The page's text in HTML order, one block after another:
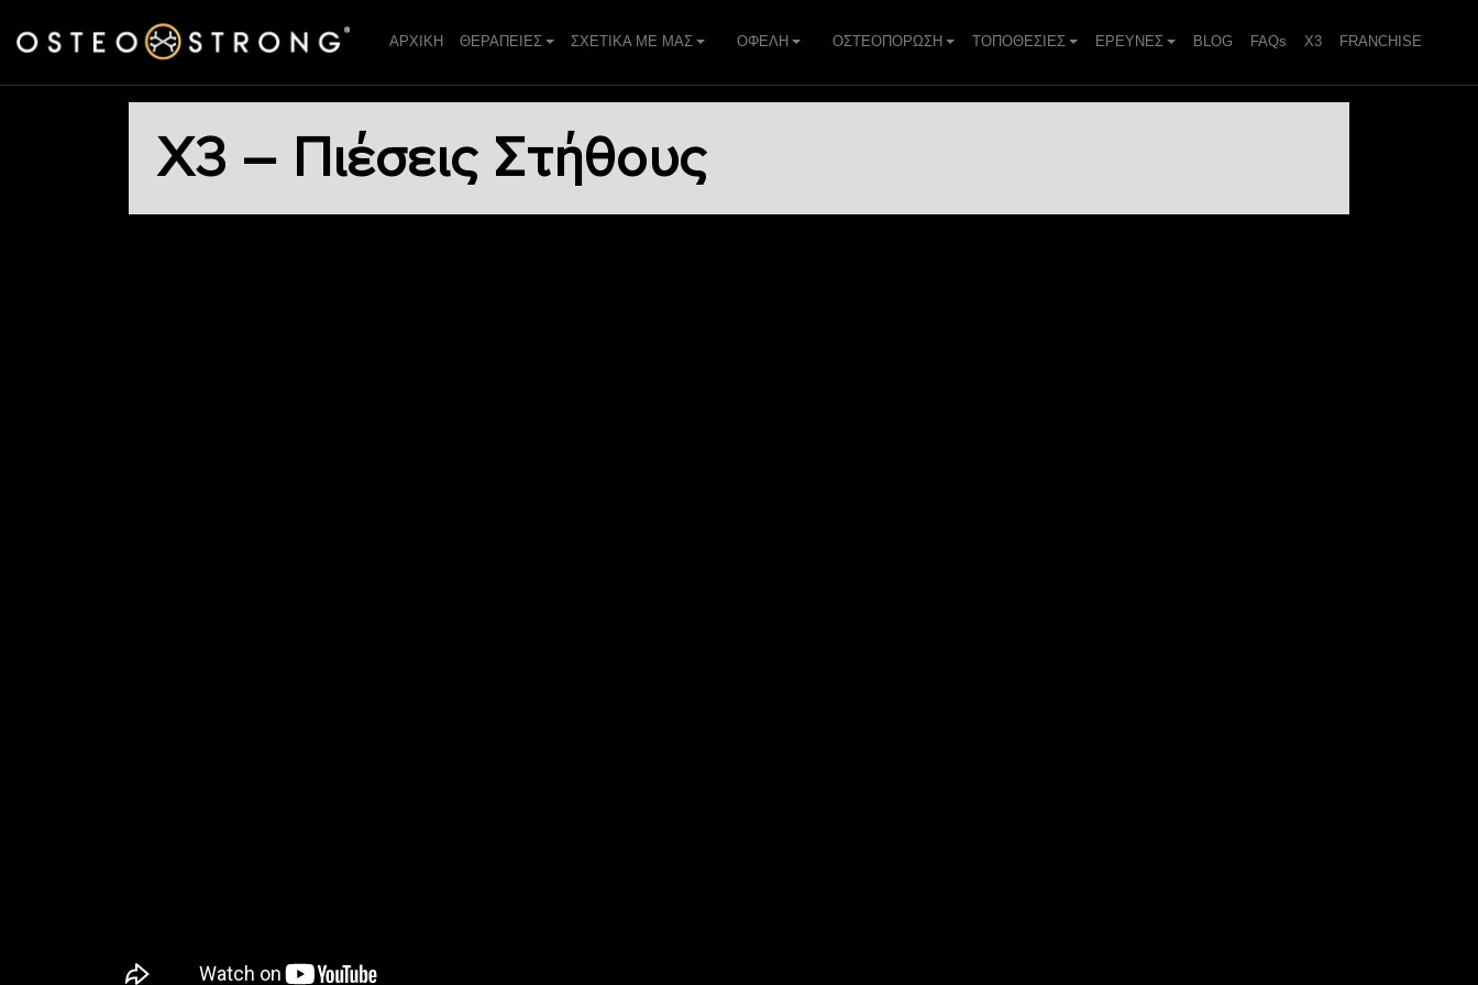
ΑΡΧΙΚΗ ΘΕΡΑΠΕIΕΣ ΣΧΕΤΙΚΑ ΜΕ ΜΑΣ ΟΦΕΛΗ ΟΣΤΕΟΠΟΡΩΣΗ ΤΟΠΟΘΕΣΙΕΣ ΕΡΕΥΝΕΣ BLOG FAQs X3 FRANCHISE
X3 – Πιέσεις Στήθους